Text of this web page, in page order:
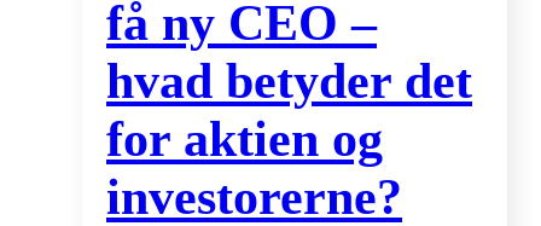
få ny CEO –
hvad betyder det
for aktien og
investorerne?